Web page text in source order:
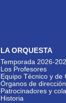
LA ORQUESTA
Temporada 2026-
Los Profesores
Equipo Técnico y de
Órganos de dirección
Patrocinadores y
Historia